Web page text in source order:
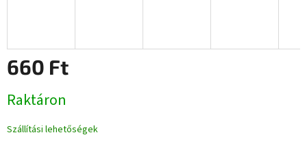
660 Ft
Raktáron
Szállítási lehetőségek